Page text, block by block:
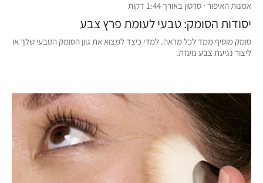
אמנות האיפור · סרטון באורך 1:44 דקות
יסודות הסומק: טבעי לעומת פרץ צבע
סומק מוסיף ממד לכל מראה. למדי כיצד למצוא את גוון הסומק הטבעי שלך או
ליצור נגיעת צבע נועזת.